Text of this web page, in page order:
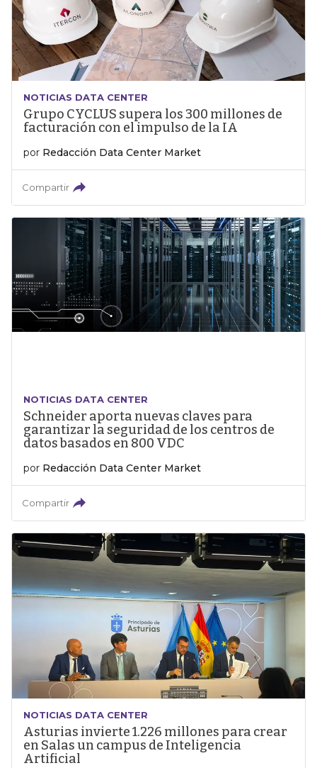
NOTICIAS DATA CENTER
Grupo CYCLUS supera los 300 millones de
facturación con el impulso de la IA
por Redacción Data Center Market
Compartir
NOTICIAS DATA CENTER
Schneider aporta nuevas claves para
garantizar la seguridad de los centros de
datos basados en 800 VDC
por Redacción Data Center Market
Compartir
NOTICIAS DATA CENTER
Asturias invierte 1.226 millones para crear
en Salas un campus de Inteligencia
Artificial